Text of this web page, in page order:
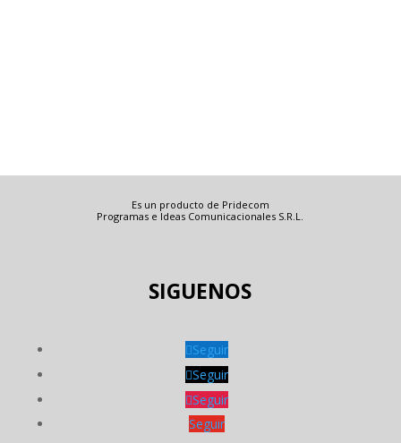
Es un producto de Pridecom
Programas e Ideas Comunicacionales S.R.L.
SIGUENOS
Seguir
Seguir
Seguir
Seguir